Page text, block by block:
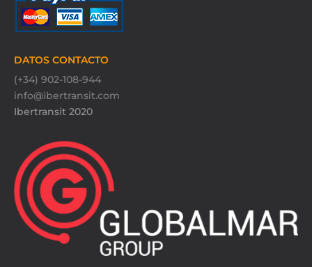
DATOS CONTACTO
(+34) 902-108-944
info@ibertransit.com
Ibertransit 2020